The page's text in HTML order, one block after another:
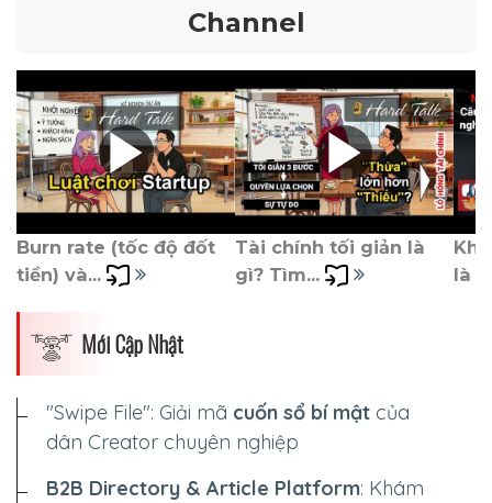
Channel
Burn rate (tốc độ đốt
tiền) và...
Tài chính tối giản là
gì? Tìm...
là
Mới Cập Nhật
"Swipe File": Giải mã cuốn sổ bí mật của
dân Creator chuyên nghiệp
B2B Directory & Article Platform: Khám